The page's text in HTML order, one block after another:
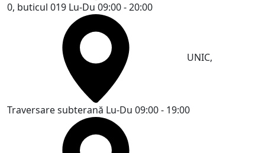
0, buticul 019 Lu-Du 09:00 - 20:00
UNIC,
Traversare subterană Lu-Du 09:00 - 19:00